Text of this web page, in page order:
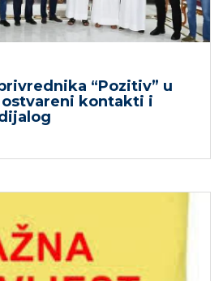
“Pozitiv” u
kontakti i